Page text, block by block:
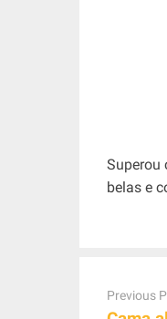
Superou
belas e
Previous